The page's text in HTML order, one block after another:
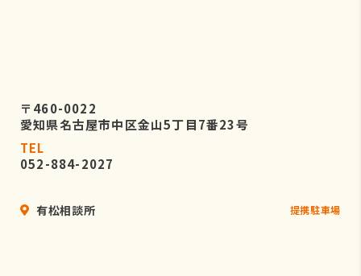
〒460-0022
愛知県名古屋市中区金山5丁目7番23号
TEL
052-884-2027
有松相談所 提携駐車場